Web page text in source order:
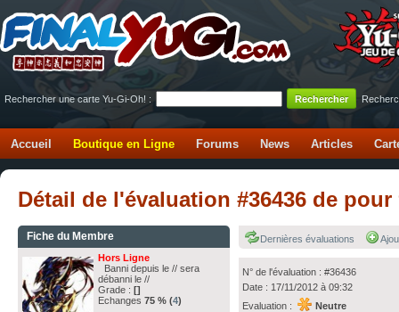
Rechercher une carte Yu-Gi-Oh! :
Accueil Boutique en Ligne Forums News Articles
Détail de l'évaluation #36436 de
Fiche du Membre
Hors Ligne
Banni depuis le // sera
débanni le //
Grade : []
Echanges 75 % (4)
Dernières évaluations
N° de l'évaluation : #36436
Date : 17/11/2012 à 09:32
Evaluation :
Neutre